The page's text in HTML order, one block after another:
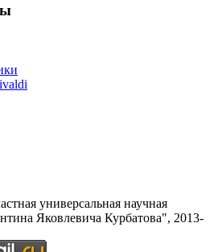
универсальная научная
Яковлевича Курбатова", 2013-